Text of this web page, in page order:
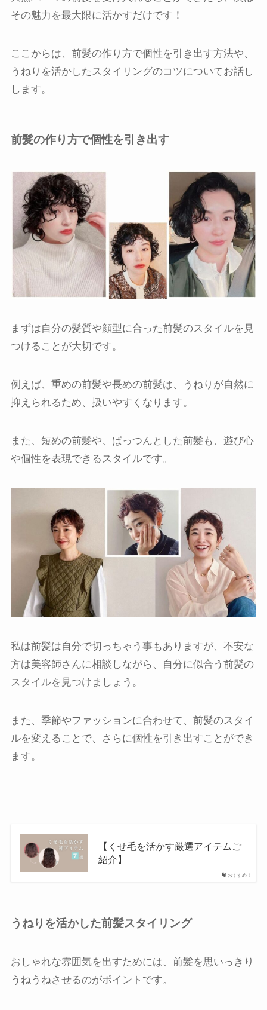
その魅力を最大限に活かすだけです！
ここからは、前髪の作り方で個性を引き出す方法や、
うねりを活かしたスタイリングのコツについてお話し
します。
前髪の作り方で個性を引き出す
まずは自分の髪質や顔型に合った前髪のスタイルを見
つけることが大切です。
例えば、重めの前髪や長めの前髪は、うねりが自然に
抑えられるため、扱いやすくなります。
また、短めの前髪や、ぱっつんとした前髪も、遊び心
や個性を表現できるスタイルです。
私は前髪は自分で切っちゃう事もありますが、不安な
方は美容師さんに相談しながら、自分に似合う前髪の
スタイルを見つけましょう。
また、季節やファッションに合わせて、前髪のスタイ
ルを変えることで、さらに個性を引き出すことができ
ます。
おすすめ！
【くせ毛を活かす厳選アイテムご
紹介】
うねりを活かした前髪スタイリング
おしゃれな雰囲気を出すためには、前髪を思いっきり
うねうねさせるのがポイントです。